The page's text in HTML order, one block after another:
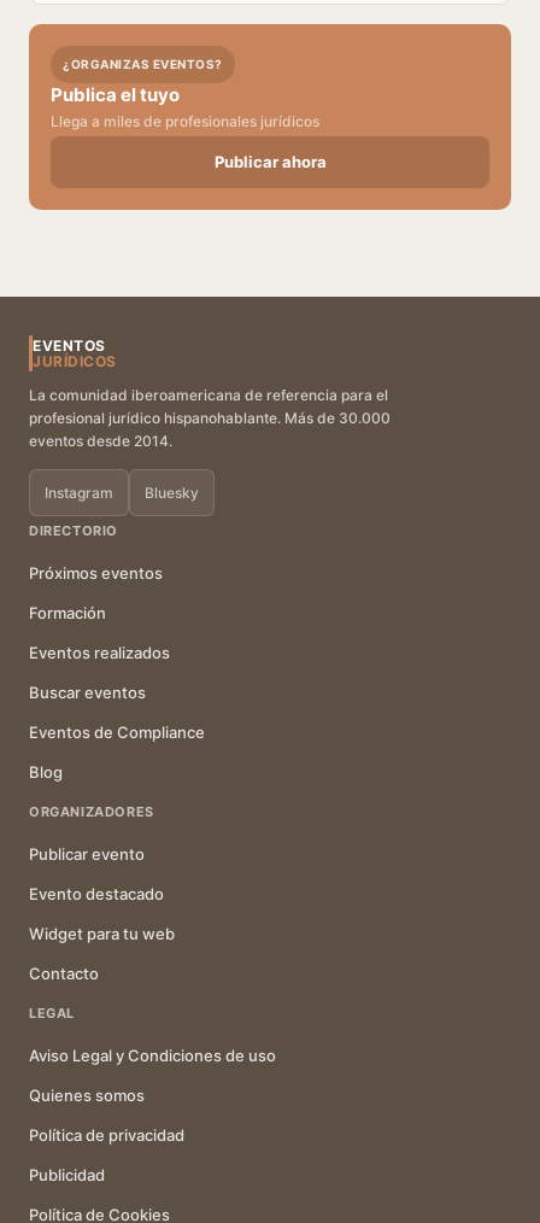
¿ORGANIZAS EVENTOS?
Publica el tuyo
Llega a miles de profesionales jurídicos
Publicar ahora
EVENTOS
JURÍDICOS
La comunidad iberoamericana de referencia para el
profesional jurídico hispanohablante. Más de 30.000
eventos desde 2014.
Instagram Bluesky
DIRECTORIO
Próximos eventos
Formación
Eventos realizados
Buscar eventos
Eventos de Compliance
Blog
ORGANIZADORES
Publicar evento
Evento destacado
Widget para tu web
Contacto
LEGAL
Aviso Legal y Condiciones de uso
Quienes somos
Política de privacidad
Publicidad
Política de Cookies